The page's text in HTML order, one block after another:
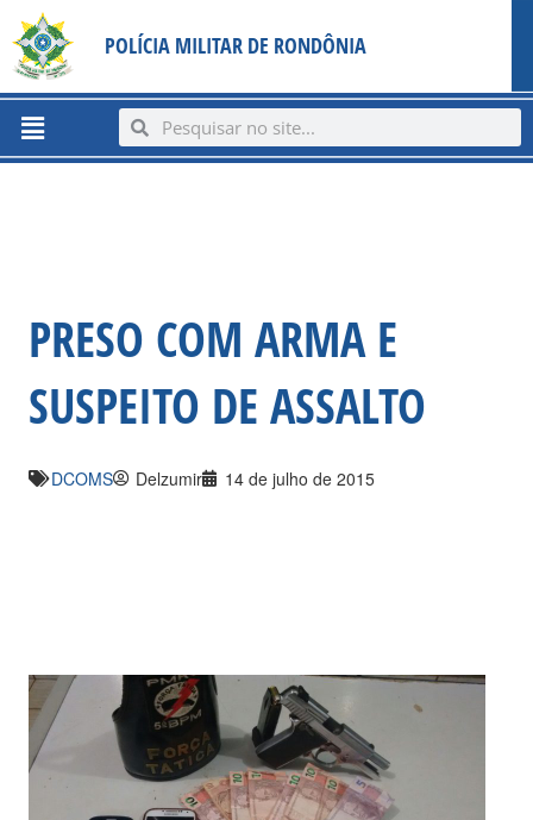
content
para
conteúdo
POLÍCIA MILITAR DE RONDÔNIA
Menu SearchSearch
PRESO COM ARMA E
SUSPEITO DE ASSALTO
DCOMS Delzumir 14 de julho de 2015